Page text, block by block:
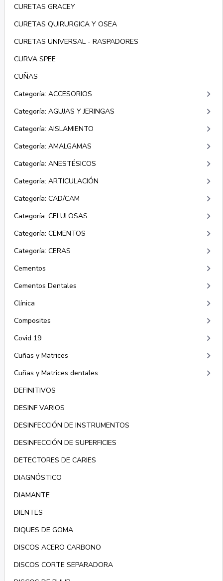
CURETAS GRACEY
CURETAS QUIRURGICA Y OSEA
CURETAS UNIVERSAL - RASPADORES
CURVA SPEE
CUÑAS
Categoría: ACCESORIOS
keyboard_arrow_right
Categoría: AGUJAS Y JERINGAS keyboard_arrow_right
Categoría: AISLAMIENTO keyboard_arrow_right
Categoría: AMALGAMAS keyboard_arrow_right
Categoría: ANESTÉSICOS keyboard_arrow_right
Categoría: ARTICULACIÓN keyboard_arrow_right
Categoría: CAD/CAM keyboard_arrow_right
Categoría: CELULOSAS keyboard_arrow_right
Categoría: CEMENTOS keyboard_arrow_right
Categoría: CERAS keyboard_arrow_right
Cementos keyboard_arrow_right
Cementos Dentales keyboard_arrow_right
Clínica keyboard_arrow_right
Composites keyboard_arrow_right
Covid 19 keyboard_arrow_right
Cuñas y Matrices keyboard_arrow_right
Cuñas y Matrices dentales keyboard_arrow_right
DEFINITIVOS
DESINF VARIOS
DESINFECCIÓN DE INSTRUMENTOS
DESINFECCIÓN DE SUPERFICIES
DETECTORES DE CARIES
DIAGNÓSTICO
DIAMANTE
DIENTES
DIQUES DE GOMA
DISCOS ACERO CARBONO
DISCOS CORTE SEPARADORA